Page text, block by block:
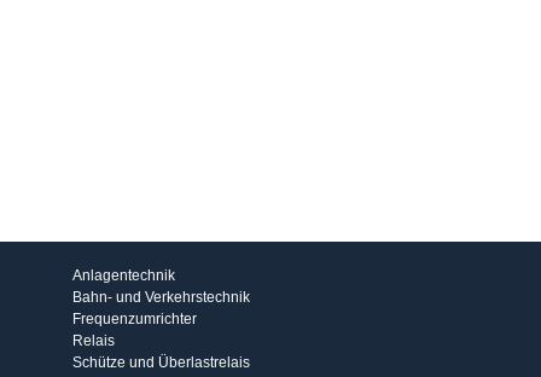
Anlagentechnik
Bahn- und Verkehrstechnik
Frequenzumrichter
Relais
Schütze und Überlastrelais